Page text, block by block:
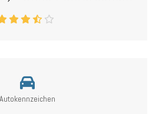
Autokennzeichen